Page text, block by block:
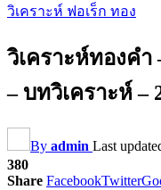
วิเคราะห์ ฟอเร็ก ทอง
วิเคราะห์ทองคำ
– บทวิเคราะห์ –
By admin Last
380
Share FacebookTwitter